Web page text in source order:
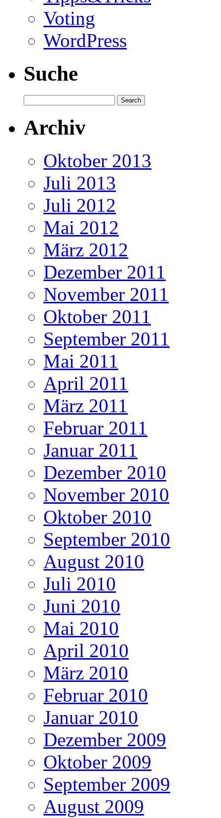
Voting
WordPress
Suche
Archiv
Oktober 2013
Juli 2013
Juli 2012
Mai 2012
März 2012
Dezember 2011
November 2011
Oktober 2011
September 2011
Mai 2011
April 2011
März 2011
Februar 2011
Januar 2011
Dezember 2010
November 2010
Oktober 2010
September 2010
August 2010
Juli 2010
Juni 2010
Mai 2010
April 2010
März 2010
Februar 2010
Januar 2010
Dezember 2009
Oktober 2009
September 2009
August 2009